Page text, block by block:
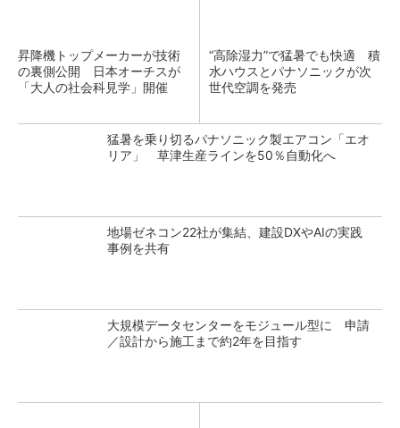
昇降機トップメーカーが技術
の裏側公開 日本オーチスが
「大人の社会科見学」開催
“高除湿力”で猛暑でも快適 積
水ハウスとパナソニックが次
世代空調を発売
猛暑を乗り切るパナソニック製エアコン「エオ
リア」 草津生産ラインを50％自動化へ
地場ゼネコン22社が集結、建設DXやAIの実践
事例を共有
大規模データセンターをモジュール型に 申請
／設計から施工まで約2年を目指す